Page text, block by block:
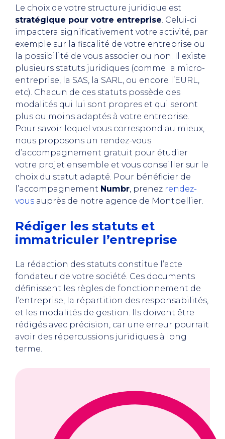
Le choix de votre structure juridique est
stratégique pour votre entreprise. Celui-ci
impactera significativement votre activité, par
exemple sur la fiscalité de votre entreprise ou
la possibilité de vous associer ou non. Il existe
plusieurs statuts juridiques (comme la micro-
entreprise, la SAS, la SARL, ou encore l’EURL,
etc). Chacun de ces statuts possède des
modalités qui lui sont propres et qui seront
plus ou moins adaptés à votre entreprise.
Pour savoir lequel vous correspond au mieux,
nous proposons un rendez-vous
d’accompagnement gratuit pour étudier
votre projet ensemble et vous conseiller sur le
choix du statut adapté. Pour bénéficier de
l’accompagnement Numbr, prenez rendez-
vous auprès de notre agence de Montpellier.
Rédiger les statuts et
immatriculer l’entreprise
La rédaction des statuts constitue l’acte
fondateur de votre société. Ces documents
définissent les règles de fonctionnement de
l’entreprise, la répartition des responsabilités,
et les modalités de gestion. Ils doivent être
rédigés avec précision, car une erreur pourrait
avoir des répercussions juridiques à long
terme.